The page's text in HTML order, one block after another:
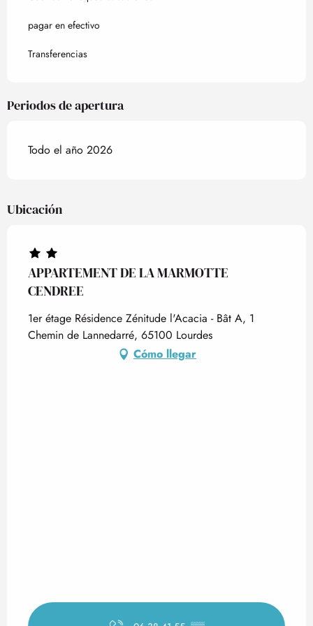
pagar en efectivo
Transferencias
Periodos de apertura
Todo el año 2026
Ubicación
APPARTEMENT DE LA MARMOTTE
CENDREE
1er étage Résidence Zénitude l'Acacia - Bât A, 1
Chemin de Lannedarré, 65100 Lourdes
Cómo llegar